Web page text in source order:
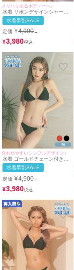
メリハリあるボディーへ♪
水着 リボンデザインシャーリ
ング加工ホルターネックビキニ
水着早割SALE
定価 ¥4,900→
¥3,980
合わせやすいシンプルデザイン♪
水着 ゴールドチェーン付きシ
ンプルセクシー三角ホルターネ
ックビキニ
水着早割SALE
定価 ¥4,900→
¥3,980